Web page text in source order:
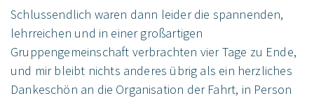
Schlussendlich waren dann leider die spannenden,
lehrreichen und in einer großartigen
Gruppengemeinschaft verbrachten vier Tage zu Ende,
und mir bleibt nichts anderes übrig als ein herzliches
Dankeschön an die Organisation der Fahrt, in Person